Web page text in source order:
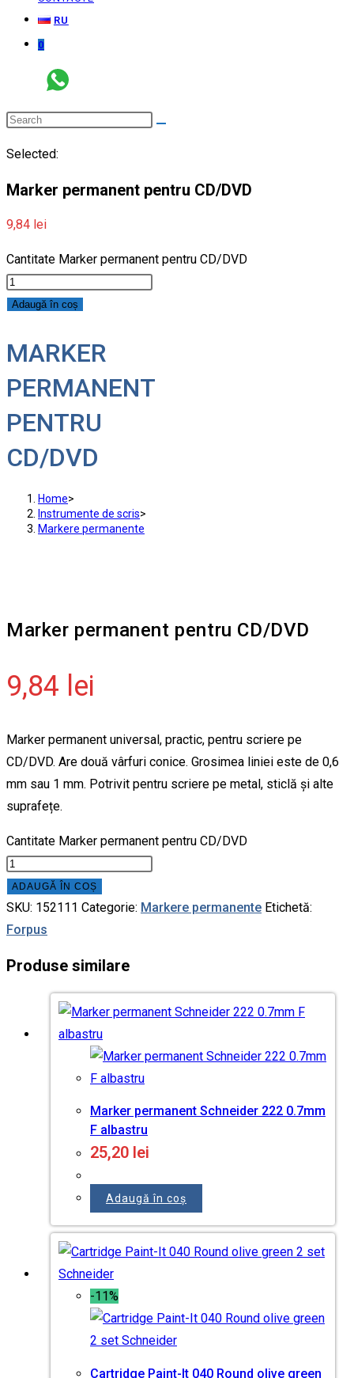
RU
0
Selected:
Marker permanent pentru CD/DVD
9,84 lei
Cantitate Marker permanent pentru CD/DVD
Adaugă în coș
MARKER
PERMANENT
PENTRU
CD/DVD
Home>
Instrumente de scris>
Markere permanente
Marker permanent pentru CD/DVD
9,84 lei
Marker permanent universal, practic, pentru scriere pe
CD/DVD. Are două vârfuri conice. Grosimea liniei este de 0,6
mm sau 1 mm. Potrivit pentru scriere pe metal, sticlă și alte
suprafețe.
Cantitate Marker permanent pentru CD/DVD
ADAUGĂ ÎN COȘ
SKU: 152111 Categorie: Markere permanente Etichetă:
Forpus
Produse similare
Marker permanent Schneider 222 0.7mm
F albastru
25,20 lei
Adaugă în coș
-11%
Cartridge Paint-It 040 Round olive green